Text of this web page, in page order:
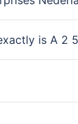
is A 2